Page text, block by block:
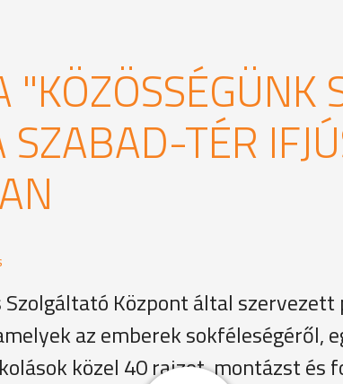
"KÖZÖSSÉGÜNK
TÉR
Szolgáltató Központ által
az emberek sokféleségéről,
közel 40 rajzot, montázst és